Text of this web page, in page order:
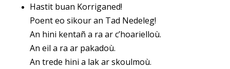
Hastit buan Korriganed!
Poent eo sikour an Tad Nedeleg!
An hini kentañ a ra ar c’hoarielloù.
An eil a ra ar pakadoù.
An trede hini a lak ar skoulmoù.